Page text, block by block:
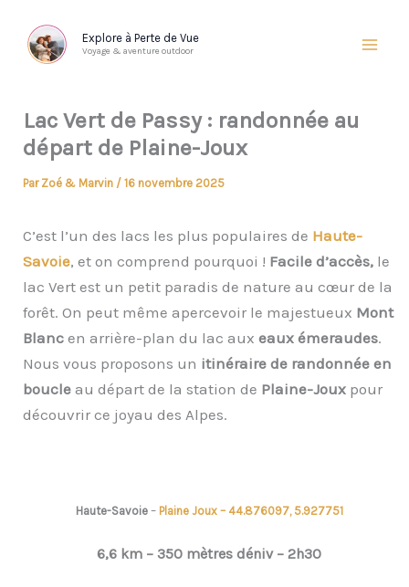
contenu
Explore à Perte de Vue
Voyage & aventure outdoor
Lac Vert de Passy : randonnée au
départ de Plaine-Joux
Par Zoé & Marvin / 16 novembre 2025
C’est l’un des lacs les plus populaires de Haute-
Savoie, et on comprend pourquoi ! Facile d’accès, le
lac Vert est un petit paradis de nature au cœur de la
forêt. On peut même apercevoir le majestueux Mont
Blanc en arrière-plan du lac aux eaux émeraudes.
Nous vous proposons un itinéraire de randonnée en
boucle au départ de la station de Plaine-Joux pour
découvrir ce joyau des Alpes.
Haute-Savoie– Plaine Joux – 44.876097, 5.927751
6,6 km – 350 mètres déniv – 2h30